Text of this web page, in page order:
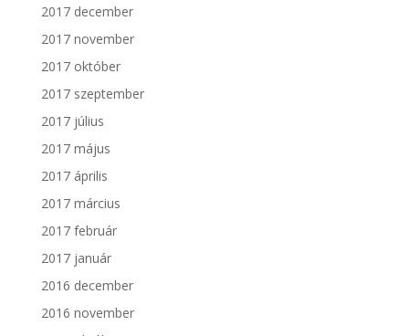
2017 december
2017 november
2017 október
2017 szeptember
2017 július
2017 május
2017 április
2017 március
2017 február
2017 január
2016 december
2016 november